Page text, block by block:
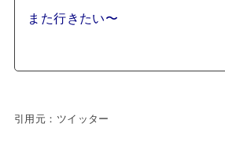
また行きたい〜
引用元：ツイッター